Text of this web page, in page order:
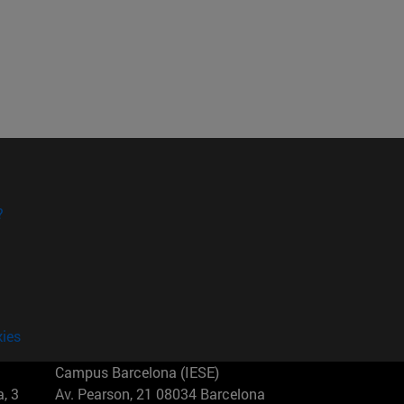
3
Campus Barcelona (IESE)
Av. Pearson, 21 08034 Barcelona